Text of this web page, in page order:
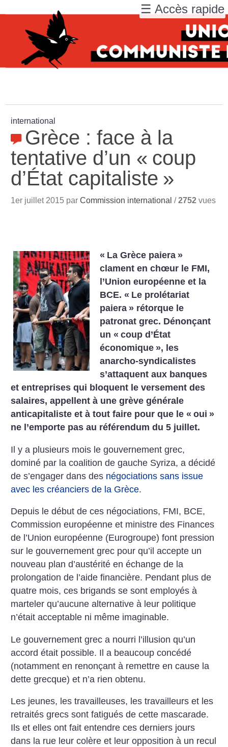
international
Grèce : face à la
tentative d’un « coup
d’État capitaliste »
1er juillet 2015 parCommission international /2752 vues
« La Grèce paiera »
clament en chœur le FMI,
l’Union européenne et la
BCE. « Le prolétariat
paiera » rétorque le
patronat grec. Dénonçant
un « coup d’État
économique », les
anarcho-syndicalistes
s’attaquent aux banques
et entreprises qui bloquent le versement des
salaires, appellent à une grève générale
anticapitaliste et à tout faire pour que le « oui »
ne l’emporte pas au référendum du 5 juillet.
Il y a plusieurs mois le gouvernement grec,
dominé par la coalition de gauche Syriza, a décidé
de s’engager dans des négociations sans issue
avec les créanciers de la Grèce.
Depuis le début de ces négociations, FMI, BCE,
Commission européenne et ministre des Finances
de l’Union européenne (Eurogroupe) font pression
sur le gouvernement grec pour qu’il accepte un
nouveau plan d’austérité en échange de la
prolongation de l’aide financière. Pendant plus de
quatre mois, ces brigands se sont employés à
marteler qu’aucune alternative à leur politique
n’était acceptable ni même imaginable.
Le gouvernement grec a nourri l’illusion qu’un
accord était possible. Il a beaucoup concédé
(notamment en renonçant à remettre en cause la
dette grecque) et n’a rien obtenu.
Les jeunes, les travailleuses, les travailleurs et les
retraités grecs sont fatigués de cette mascarade.
Ils et elles ont fait entendre ces derniers jours
dans la rue leur colère et leur opposition à un recul
☰ Accès rapide